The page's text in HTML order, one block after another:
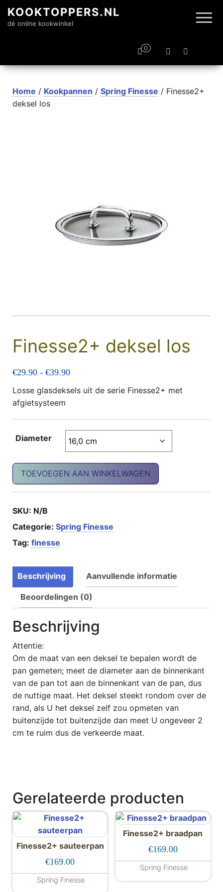
KOOKTOPPERS.NL
dé online kookwinkel
0
Home / Kookpannen / Spring Finesse / Finesse2+
deksel los
Finesse2+ deksel los
€29.90 - €39.90Prijsklasse: €29.90 tot €39.90
Losse glasdeksels uit de serie Finesse2+ met
afgietsysteem
Diameter
Finesse2+ deksel los aantal
TOEVOEGEN AAN WINKELWAGEN
SKU: N/B
Categorie: Spring Finesse
Tag: finesse
Beschrijving Aanvullende informatie
Beoordelingen (0)
Beschrijving
Attentie:
Om de maat van een deksel te bepalen wordt de
pan gemeten; meet de diameter aan de binnenkant
van de pan tot aan de binnenkant van de pan, dus
de nuttige maat. Het deksel steekt rondom over de
rand, als U het deksel zelf zou opmeten van
buitenzijde tot buitenzijde dan meet U ongeveer 2
cm te ruim dus de verkeerde maat.
Gerelateerde producten
Finesse2+ sauteerpan
€169.00
Spring Finesse
Finesse2+ braadpan
€169.00
Spring Finesse